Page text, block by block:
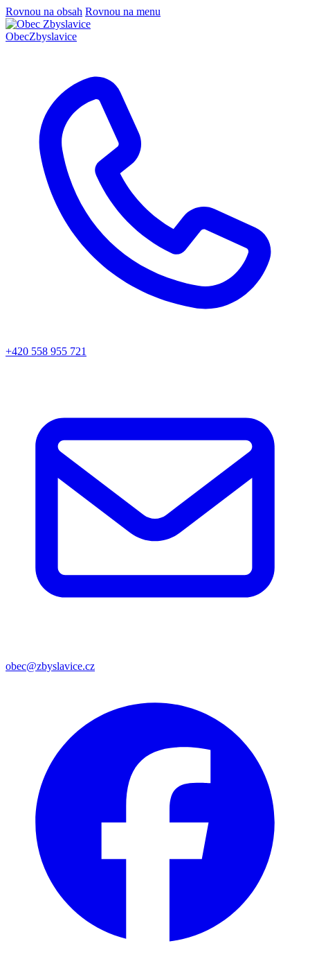
Rovnou na obsah Rovnou na menu
ObecZbyslavice
+420 558 955 721
obec@zbyslavice.cz